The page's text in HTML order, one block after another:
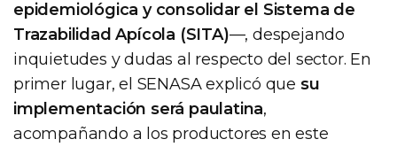
epidemiológica y consolidar el Sistema de
Trazabilidad Apícola (SITA)—, despejando
inquietudes y dudas al respecto del sector. En
primer lugar, el SENASA explicó que su
implementación será paulatina,
acompañando a los productores en este